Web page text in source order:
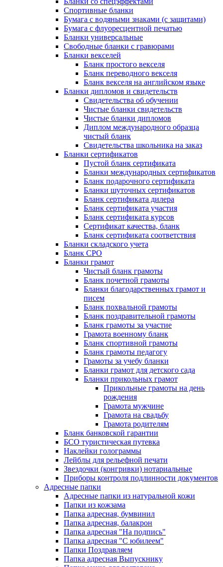
Спортивные бланки
Бумага с водяными знаками (с защитами)
Бумага с флуоресцентной печатью
Бланки универсальные
Свободные бланки с гравюрами
Бланки векселей
Бланк простого векселя
Бланк переводного векселя
Бланк векселя на английском языке
Бланки дипломов и свидетельств
Свидетельства об обучении
Чистые бланки свидетельств
Чистые бланки дипломов
Диплом международного образца
чистый бланк
Свидетельства школьника на заказ
Бланки сертификатов
Пустой бланк сертификата
Бланки международных сертификатов
Бланк подарочного сертификата
Бланки шуточных сертификатов
Бланк сертификата дилера
Бланк сертификата участия
Бланк сертификата курсов
Сертификат качества, бланк
Бланк сертификата соответствия
Бланки складского учета
Бланк СРО
Бланки грамот
Чистый бланк грамоты
Бланк почетной грамоты
Бланки благодарственных грамот и
писем
Бланк похвальной грамоты
Бланк поздравительной грамоты
Бланк грамоты за участие
Грамота военному бланк
Бланк спортивной грамоты
Бланк грамоты педагогу
Грамоты за учебу бланки
Бланки грамот для детского сада
Бланки прикольных грамот
Прикольные грамоты на день
рождения
Грамота мужчине
Грамота на свадьбу
Грамота родителям
Бланк банковской гарантии
БСО туристическая путевка
Наклейки голограммы
Лейблы для рельефной печати
Звездочки (конгривки) нотариальные
Приборы контроля подлинности документов
Адресные папки
Адресные папки из натуральной кожи
Папки из кожзама
Папка адресная, бумвинил
Папка адресная, балакрон
Папка адресная "На подпись"
Папка адресная "C юбилеем"
Папки Поздравляем
Папка адресная Выпускнику